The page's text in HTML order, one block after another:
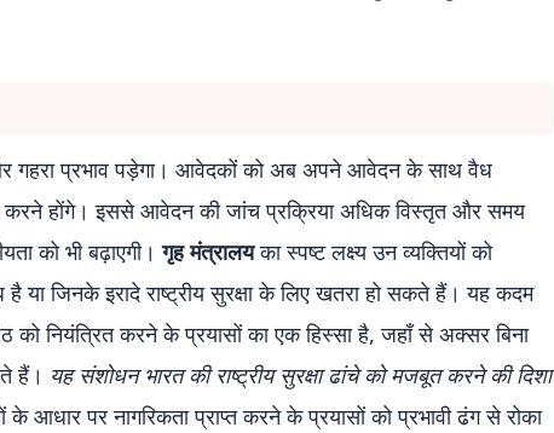
गहरा प्रभाव पड़ेगा। आवेदकों को अब अपने आवेदन के साथ वैध
होंगे। इससे आवेदन की जांच प्रक्रिया अधिक विस्तृत और समय
को भी बढ़ाएगी।गृह मंत्रालयका स्पष्ट लक्ष्य उन व्यक्तियों को
या जिनके इरादे राष्ट्रीय सुरक्षा के लिए खतरा हो सकते हैं। यह कदम
नियंत्रित करने के प्रयासों का एक हिस्सा है, जहाँ से अक्सर बिना
हैं। यह संशोधन भारत की राष्ट्रीय सुरक्षा ढांचे को मजबूत करने की दिशा
आधार पर नागरिकता प्राप्त करने के प्रयासों को प्रभावी ढंग से रोका